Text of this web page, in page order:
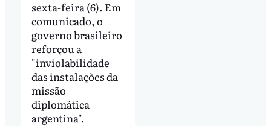
sexta-feira (6). Em
comunicado, o
governo brasileiro
reforçou a
"inviolabilidade
das instalações da
missão
diplomática
argentina".